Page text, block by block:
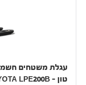
טון – TOYOTA LPE200B